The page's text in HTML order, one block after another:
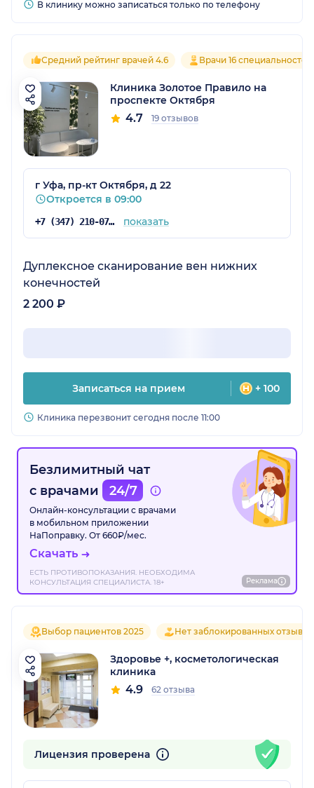
В клинику можно записаться только по телефону
Средний рейтинг врачей 4.6 Врачи 16 специальностей
Клиника Золотое Правило на
проспекте Октября
4.7 19 отзывов
г Уфа, пр-кт Октября, д 22
Откроется в 09:00
+7 (347) 210-07-63 показать
Дуплексное сканирование вен нижних
конечностей
2 200 ₽
Записаться на прием + 100
Клиника перезвонит сегодня после 11:00
Безлимитный чат
с врачами
24/7
Онлайн-консультации с врачами
в мобильном приложении
НаПоправку. От 660₽/мес.
Скачать
ЕСТЬ ПРОТИВОПОКАЗАНИЯ. НЕОБХОДИМА
КОНСУЛЬТАЦИЯ СПЕЦИАЛИСТА. 18+
Реклама
Выбор пациентов 2025 Нет заблокированных отзывов
Здоровье +, косметологическая
клиника
4.9 62 отзыва
Лицензия проверена